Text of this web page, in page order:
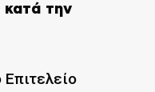
κατά την